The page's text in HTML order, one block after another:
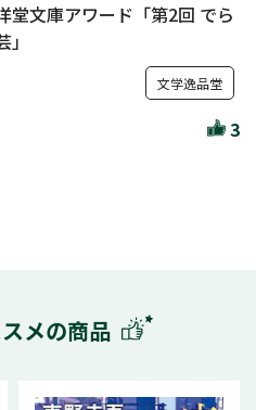
堂文庫アワード「第2回 でら
」
文学逸品堂
3
メの商品